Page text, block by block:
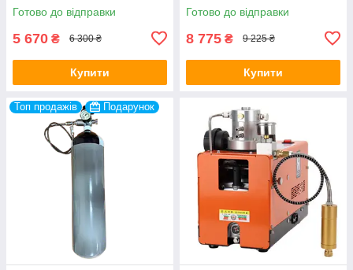
Готово до відправки
5 670 ₴ 6 300 ₴
Купити
Готово до відправки
8 775 ₴ 9 225 ₴
Купити
Топ продажів Подарунок